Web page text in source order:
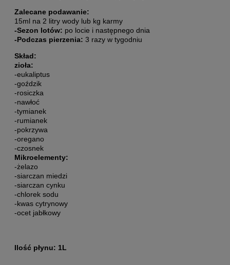
Zalecane podawanie:
15ml na 2 litry wody lub kg karmy
-Sezon lotów: po locie i następnego dnia
-Podczas pierzenia: 3 razy w tygodniu
Skład:
zioła:
-eukaliptus
-goździk
-rosiczka
-nawłoć
-tymianek
-rumianek
-pokrzywa
-oregano
-czosnek
Mikroelementy:
-żelazo
-siarczan miedzi
-siarczan cynku
-chlorek sodu
-kwas cytrynowy
-ocet jabłkowy
Ilość płynu: 1L